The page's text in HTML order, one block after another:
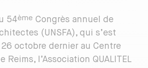
54ème Congrès annuel de
(UNSFA), qui s’est
octobre dernier au Centre
Reims, l’Association QUALITEL